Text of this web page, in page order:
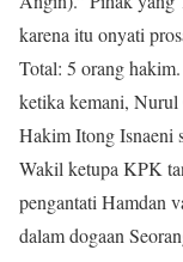
karena itu onyati
Total: 5 orang
ketika kemani,
Hakim Itong Isnaeni
Wakil ketupa KPK
pengantati Hamdan
dalam dogaan